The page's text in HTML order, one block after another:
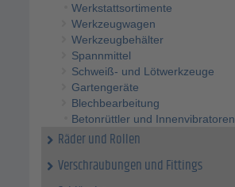
Werkstattsortimente
Werkzeugwagen
Werkzeugbehälter
Spannmittel
Schweiß- und Lötwerkzeuge
Gartengeräte
Blechbearbeitung
Betonrüttler und Innenvibratoren
Räder und Rollen
Verschraubungen und Fittings